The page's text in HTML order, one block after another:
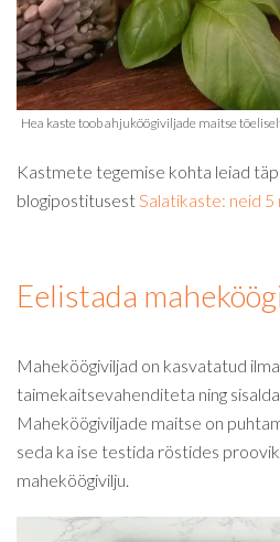
Kastmete tegemise kohta leiad
blogipostitusestSalatikaste: neid
Eelistada
Maheköögiviljad on kasvatatud
taimekaitsevahenditeta ning
Maheköögiviljade maitse on
seda ka ise testida röstides
maheköögivilju.